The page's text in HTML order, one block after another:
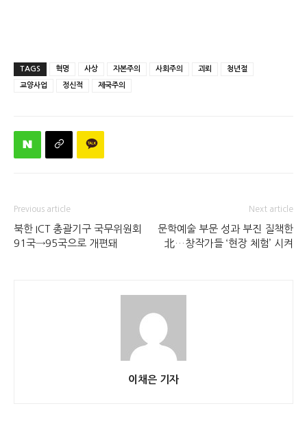
TAGS 혁명 사상 자본주의 사회주의 괴뢰 청년절
교양사업 정신적 제국주의
Previous article
북한 ICT 총괄기구 국무위원회
91국→95국으로 개편돼
Next article
문학예술 부문 성과 부진 질책한
北…창작가들 ‘현장 체험’ 시켜
이채은 기자